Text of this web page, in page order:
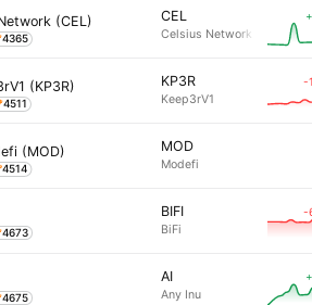
4365
CEL
Celsius Network
4511
KP3R
Keep3rV1
-
4514
MOD
Modefi
4673
BIFI
BiFi
-
4675
AI
Any Inu